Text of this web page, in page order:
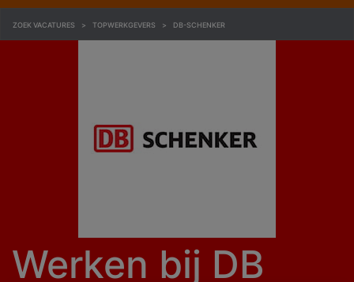
ZOEK VACATURES TOPWERKGEVERS DB-SCHENKER
Werken bij DB